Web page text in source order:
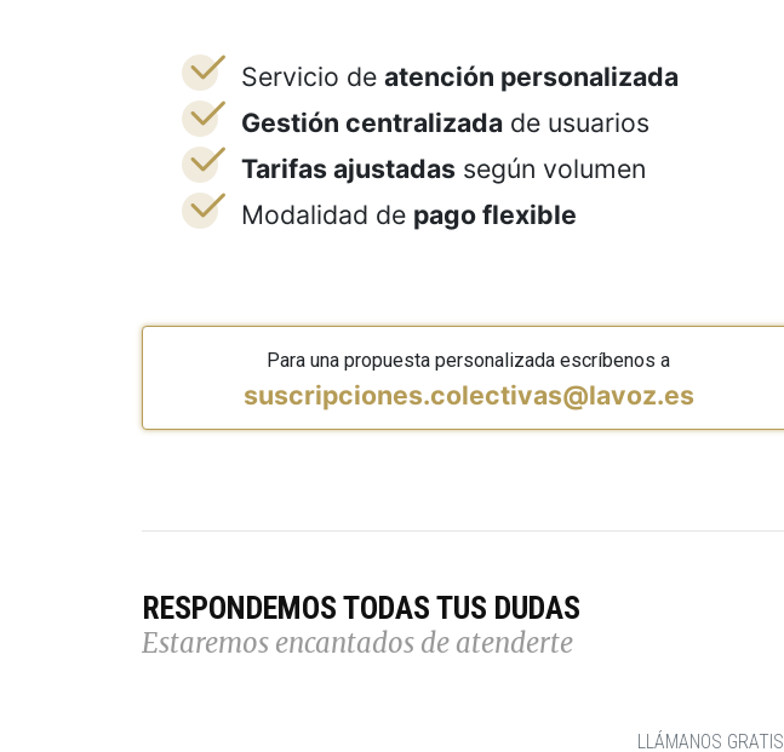
Servicio de atención personalizada
Gestión centralizada de usuarios
Tarifas ajustadas según volumen
Modalidad de pago flexible
Para una propuesta personalizada escríbenos a
suscripciones.colectivas@lavoz.es
RESPONDEMOS TODAS TUS DUDAS
Estaremos encantados de atenderte
LLÁMANOS GRATIS